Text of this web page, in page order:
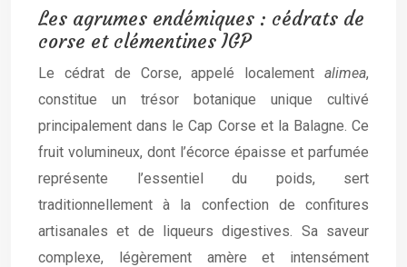
Les agrumes endémiques : cédrats de
corse et clémentines IGP
Le cédrat de Corse, appelé localement alimea,
constitue un trésor botanique unique cultivé
principalement dans le Cap Corse et la Balagne. Ce
fruit volumineux, dont l’écorce épaisse et parfumée
représente l’essentiel du poids, sert
traditionnellement à la confection de confitures
artisanales et de liqueurs digestives. Sa saveur
complexe, légèrement amère et intensément